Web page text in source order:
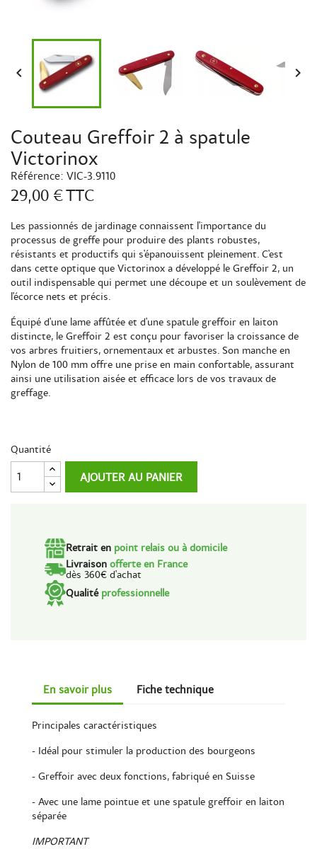
 
Couteau Greffoir 2 à spatule
Victorinox
Référence: VIC-3.9110
29,00 €TTC
Les passionnés de jardinage connaissent l'importance du
processus de greffe pour produire des plants robustes,
résistants et productifs qui s'épanouissent pleinement. C'est
dans cette optique que Victorinox a développé le Greffoir 2, un
outil indispensable qui permet une découpe et un soulèvement de
l'écorce nets et précis.
Équipé d'une lame affûtée et d'une spatule greffoir en laiton
distincte, le Greffoir 2 est conçu pour favoriser la croissance de
vos arbres fruitiers, ornementaux et arbustes. Son manche en
Nylon de 100 mm offre une prise en main confortable, assurant
ainsi une utilisation aisée et efficace lors de vos travaux de
greffage.
Quantité
AJOUTER AU PANIER
Retrait en point relais ou à domicile
Livraison offerte en France
dès 360€ d'achat
Qualité professionnelle
En savoir plus Fiche technique
Principales caractéristiques
- Idéal pour stimuler la production des bourgeons
- Greffoir avec deux fonctions, fabriqué en Suisse
- Avec une lame pointue et une spatule greffoir en laiton
séparée
IMPORTANT